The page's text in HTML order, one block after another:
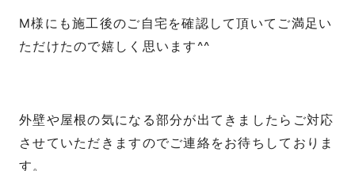
M様にも施工後のご自宅を確認して頂いてご満足い
ただけたので嬉しく思います^^
外壁や屋根の気になる部分が出てきましたらご対応
させていただきますのでご連絡をお待ちしておりま
す。